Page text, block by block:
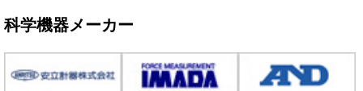
科学機器メーカー